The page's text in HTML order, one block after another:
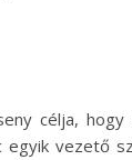
célja, hogy
vezető